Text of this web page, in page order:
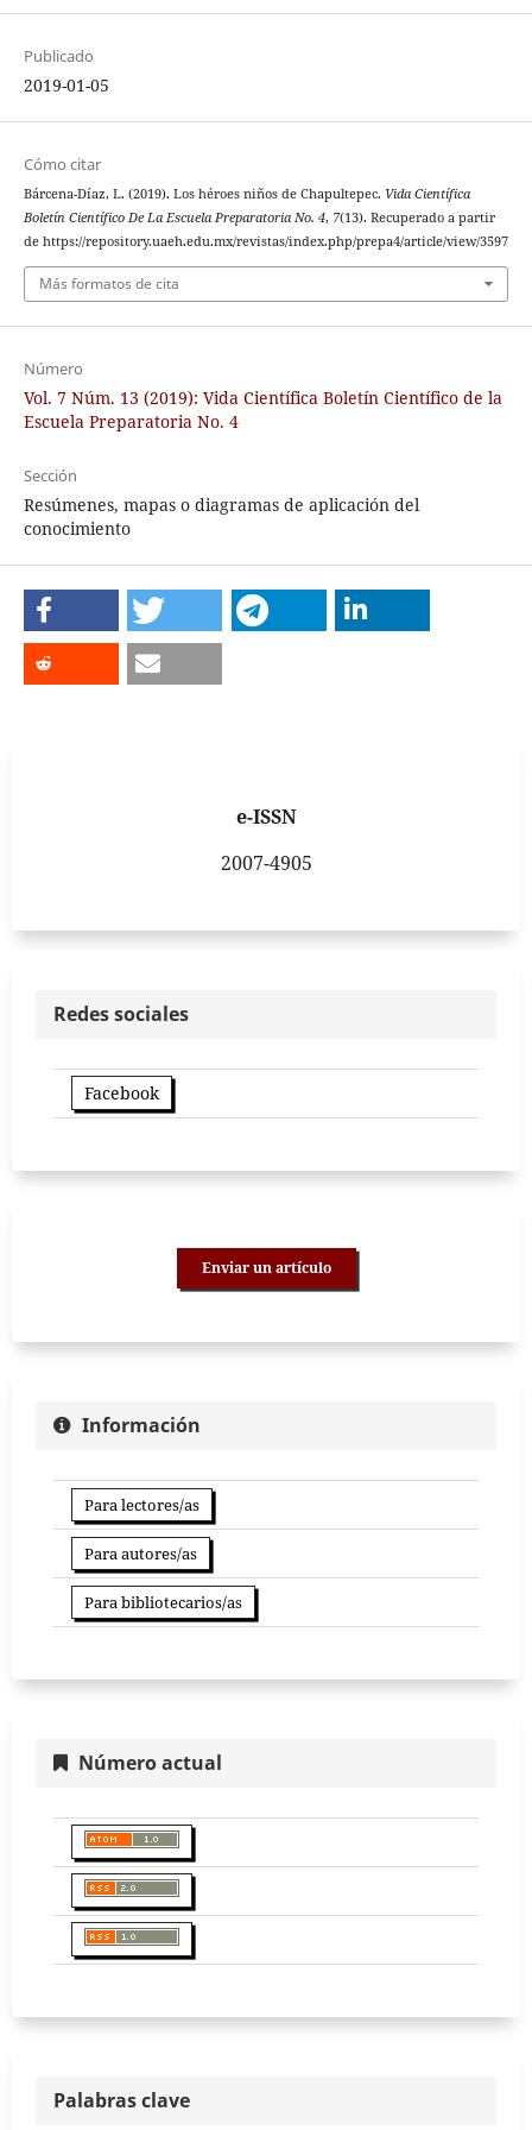
Publicado
2019-01-05
Cómo citar
Bárcena-Díaz, L. (2019). Los héroes niños de Chapultepec. Vida Científica
Boletín Científico De La Escuela Preparatoria No. 4, 7(13). Recuperado a partir
de https://repository.uaeh.edu.mx/revistas/index.php/prepa4/article/view/3597
Más formatos de cita
Número
Vol. 7 Núm. 13 (2019): Vida Científica Boletín Científico de la
Escuela Preparatoria No. 4
Sección
Resúmenes, mapas o diagramas de aplicación del
conocimiento
e-ISSN
2007-4905
Redes sociales
Facebook
Enviar un artículo
Información
Para lectores/as
Para autores/as
Para bibliotecarios/as
Número actual
Palabras clave